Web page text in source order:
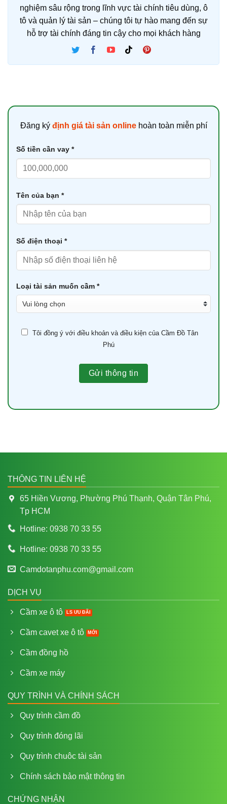
nghiệm sâu rộng trong lĩnh vực tài chính tiêu dùng, ô
tô và quản lý tài sản – chúng tôi tự hào mang đến sự
hỗ trợ tài chính đáng tin cậy cho mọi khách hàng
Đăng ký định giá tài sản onlinehoàn toàn miễn phí
Số tiền cần vay *
Tên của bạn *
Số điện thoại *
Loại tài sản muốn cầm *
Tôi đồng ý với điều khoản và điều kiện của Cầm Đồ Tân
Phú
THÔNG TIN LIÊN HỆ
65 Hiền Vương, Phường Phú Thạnh, Quận Tân Phú,
Tp HCM
Hotline: 0938 70 33 55
Hotline: 0938 70 33 55
Camdotanphu.com@gmail.com
DỊCH VỤ
Cầm xe ô tô
Cầm cavet xe ô tô
Cầm đồng hồ
Cầm xe máy
QUY TRÌNH VÀ CHÍNH SÁCH
Quy trình cầm đồ
Quy trình đóng lãi
Quy trình chuôc tài sản
Chính sách bảo mật thông tin
CHỨNG NHẬN